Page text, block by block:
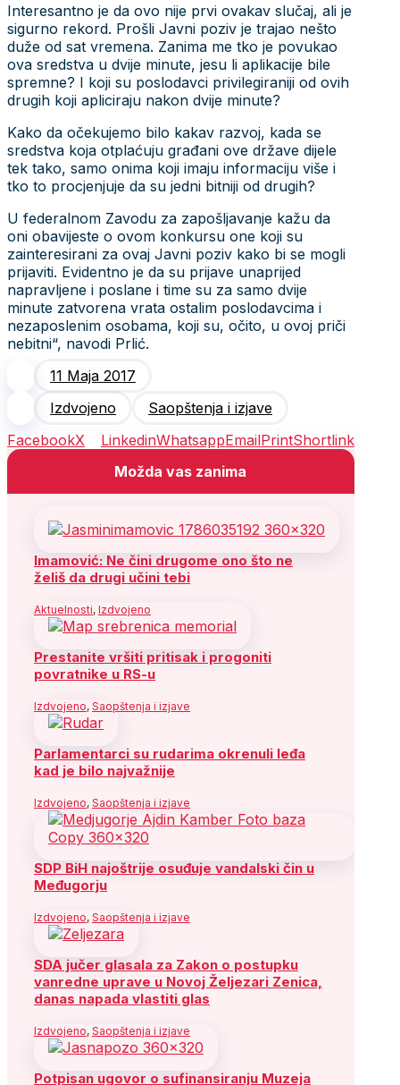
Interesantno je da ovo nije prvi ovakav slučaj, ali je
sigurno rekord. Prošli Javni poziv je trajao nešto
duže od sat vremena. Zanima me tko je povukao
ova sredstva u dvije minute, jesu li aplikacije bile
spremne? I koji su poslodavci privilegiraniji od ovih
drugih koji apliciraju nakon dvije minute?
Kako da očekujemo bilo kakav razvoj, kada se
sredstva koja otplaćuju građani ove države dijele
tek tako, samo onima koji imaju informaciju više i
tko to procjenjuje da su jedni bitniji od drugih?
U federalnom Zavodu za zapošljavanje kažu da
oni obavijeste o ovom konkursu one koji su
zainteresirani za ovaj Javni poziv kako bi se mogli
prijaviti. Evidentno je da su prijave unaprijed
napravljene i poslane i time su za samo dvije
minute zatvorena vrata ostalim poslodavcima i
nezaposlenim osobama, koji su, očito, u ovoj priči
nebitni“, navodi Prlić.
11 Maja 2017
Izdvojeno
Saopštenja i izjave
FacebookX LinkedinWhatsappEmailPrintShortlink
Možda vas zanima
Imamović: Ne čini drugome ono što ne
želiš da drugi učini tebi
Aktuelnosti, Izdvojeno
Prestanite vršiti pritisak i progoniti
povratnike u RS-u
Izdvojeno, Saopštenja i izjave
Parlamentarci su rudarima okrenuli leđa
kad je bilo najvažnije
Izdvojeno, Saopštenja i izjave
SDP BiH najoštrije osuđuje vandalski čin u
Međugorju
Izdvojeno, Saopštenja i izjave
SDA jučer glasala za Zakon o postupku
vanredne uprave u Novoj Željezari Zenica,
danas napada vlastiti glas
Izdvojeno, Saopštenja i izjave
Potpisan ugovor o sufinansiranju Muzeja